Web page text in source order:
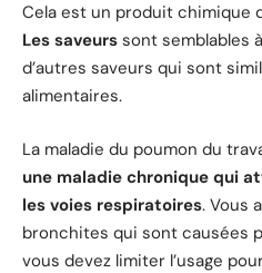
Cela est un produit chimique
Les saveurs sont semblables
d’autres saveurs qui sont
alimentaires.
La maladie du poumon du
une maladie chronique qui
les voies respiratoires. Vous
bronchites qui sont causées
vous devez limiter l’usage